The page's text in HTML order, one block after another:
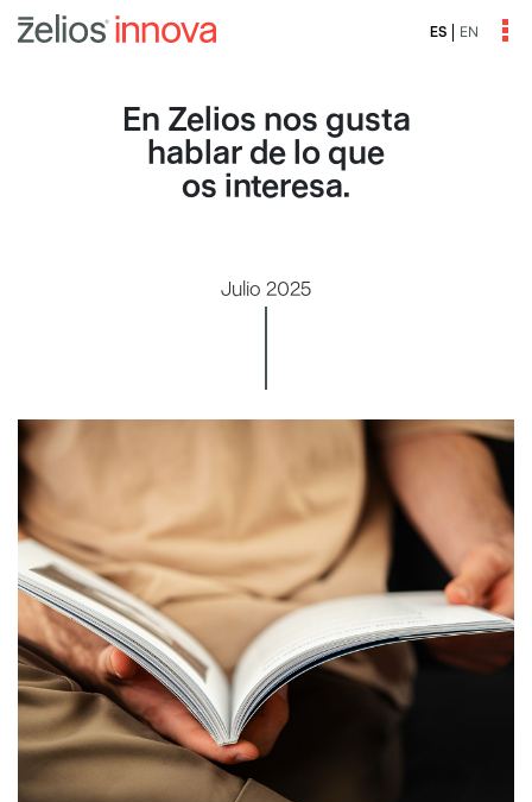
ES EN
En Zelios nos gusta
hablar de lo que
os interesa.
Julio 2025